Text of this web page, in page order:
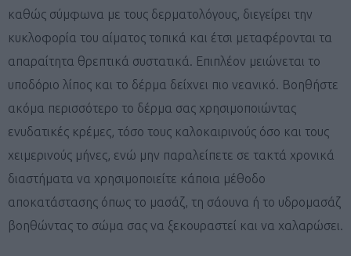
καθώς σύμφωνα με τους δερματολόγους, διεγείρει την
κυκλοφορία του αίματος τοπικά και έτσι μεταφέρονται τα
απαραίτητα θρεπτικά συστατικά. Επιπλέον μειώνεται το
υποδόριο λίπος και το δέρμα δείχνει πιο νεανικό. Βοηθήστε
ακόμα περισσότερο το δέρμα σας χρησιμοποιώντας
ενυδατικές κρέμες, τόσο τους καλοκαιρινούς όσο και τους
χειμερινούς μήνες, ενώ μην παραλείπετε σε τακτά χρονικά
διαστήματα να χρησιμοποιείτε κάποια μέθοδο
αποκατάστασης όπως το μασάζ, τη σάουνα ή το υδρομασάζ
βοηθώντας το σώμα σας να ξεκουραστεί και να χαλαρώσει.